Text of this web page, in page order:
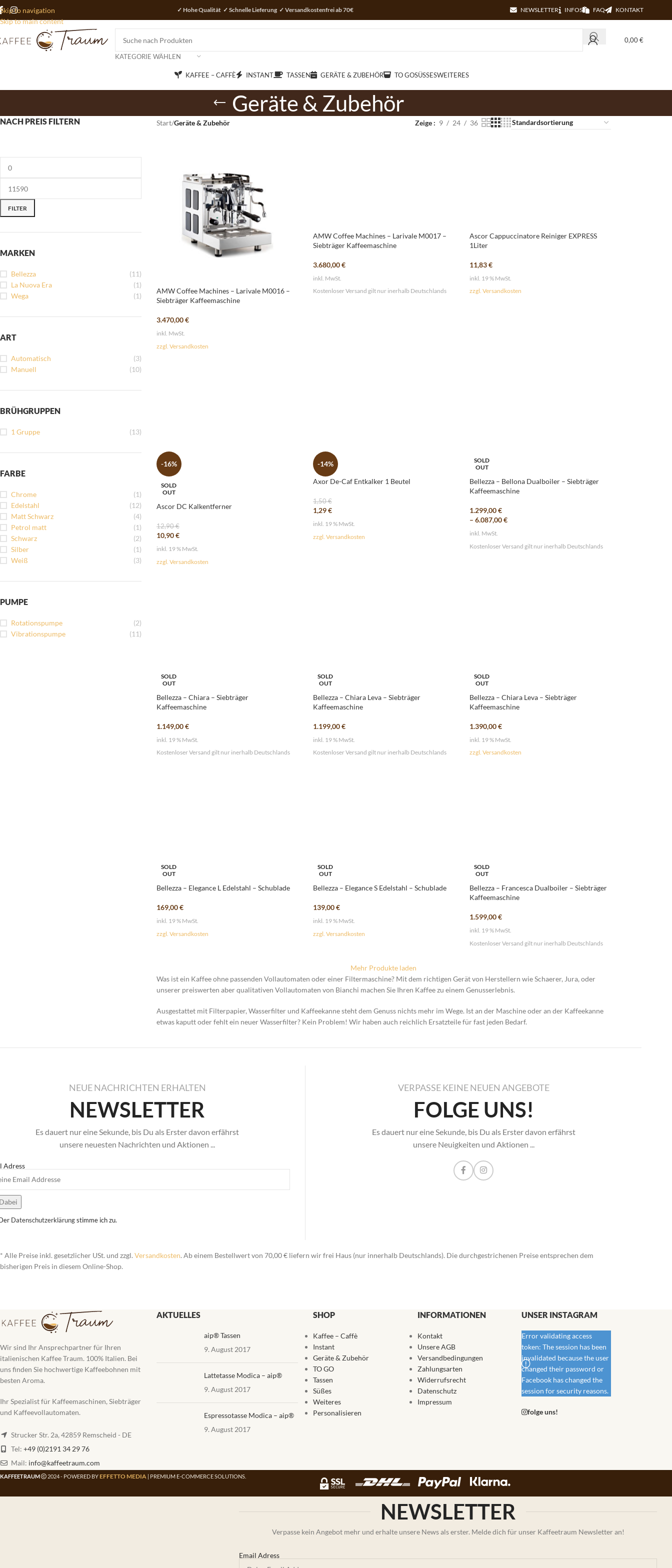
Skip to navigation
Skip to main content
✓ Hohe Qualität ✓ Schnelle Lieferung ✓ Versandkostenfrei ab 70€ NEWSLETTER INFOS FAQ KONTAKT
KATEGORIE WÄHLEN
0,00€
KAFFEE – CAFFÈ INSTANT TASSEN GERÄTE & ZUBEHÖR TO GOSÜSSES WEITERES
Geräte & Zubehör
NACH PREIS FILTERN
FILTER
MARKEN
Bellezza
(11)
La Nuova Era
(1)
Wega
(1)
ART
Automatisch
(3)
Manuell
(10)
BRÜHGRUPPEN
1 Gruppe (13)
FARBE
Chrome
(1)
Edelstahl
(12)
Matt Schwarz
(4)
Petrol matt
(1)
Schwarz
(2)
Silber
(1)
Weiß
(3)
PUMPE
Rotationspumpe
(2)
Vibrationspumpe
(11)
Start/Geräte & Zubehör Zeige 9 24 36
AMW Coffee Machines – Larivale M0016 –
Siebträger Kaffeemaschine
3.470,00€
inkl. MwSt.
zzgl. Versandkosten
AMW Coffee Machines – Larivale M0017 –
Siebträger Kaffeemaschine
3.680,00€
inkl. MwSt.
Kostenloser Versand gilt nur inerhalb Deutschlands
Ascor Cappuccinatore Reiniger EXPRESS
1Liter
11,83€
inkl. 19 % MwSt.
zzgl. Versandkosten
-16%
SOLD
OUT
Ascor DC Kalkentferner
12,90€
10,90€
inkl. 19 % MwSt.
zzgl. Versandkosten
-14%
Axor De-Caf Entkalker 1 Beutel
1,50€
1,29€
inkl. 19 % MwSt.
zzgl. Versandkosten
SOLD
OUT
Bellezza – Bellona Dualboiler – Siebträger
Kaffeemaschine
1.299,00€
– 6.087,00€
inkl. MwSt.
Kostenloser Versand gilt nur inerhalb Deutschlands
SOLD
OUT
Bellezza – Chiara – Siebträger
Kaffeemaschine
1.149,00€
inkl. 19 % MwSt.
Kostenloser Versand gilt nur inerhalb Deutschlands
SOLD
OUT
Bellezza – Chiara Leva – Siebträger
Kaffeemaschine
1.199,00€
inkl. 19 % MwSt.
Kostenloser Versand gilt nur inerhalb Deutschlands
SOLD
OUT
Bellezza – Chiara Leva – Siebträger
Kaffeemaschine
1.390,00€
inkl. 19 % MwSt.
zzgl. Versandkosten
SOLD
OUT
Bellezza – Elegance L Edelstahl – Schublade
169,00€
inkl. 19 % MwSt.
zzgl. Versandkosten
SOLD
OUT
Bellezza – Elegance S Edelstahl – Schublade
139,00€
inkl. 19 % MwSt.
zzgl. Versandkosten
SOLD
OUT
Bellezza – Francesca Dualboiler – Siebträger
Kaffeemaschine
1.599,00€
inkl. 19 % MwSt.
Kostenloser Versand gilt nur inerhalb Deutschlands
Mehr Produkte laden
Was ist ein Kaffee ohne passenden Vollautomaten oder einer Filtermaschine? Mit dem richtigen Gerät von Herstellern wie Schaerer, Jura, oder
unserer preiswerten aber qualitativen Vollautomaten von Bianchi machen Sie Ihren Kaffee zu einem Genusserlebnis.
Ausgestattet mit Filterpapier, Wasserfilter und Kaffeekanne steht dem Genuss nichts mehr im Wege. Ist an der Maschine oder an der Kaffeekanne
etwas kaputt oder fehlt ein neuer Wasserfilter? Kein Problem! Wir haben auch reichlich Ersatzteile für fast jeden Bedarf.
NEUE NACHRICHTEN ERHALTEN
NEWSLETTER
Es dauert nur eine Sekunde, bis Du als Erster davon erfährst
unsere neuesten Nachrichten und Aktionen ...
Adress
Datenschutzerklärungstimme ich zu.
VERPASSE KEINE NEUEN ANGEBOTE
FOLGE UNS!
Es dauert nur eine Sekunde, bis Du als Erster davon erfährst
unsere Neuigkeiten und Aktionen ...
* Alle Preise inkl. gesetzlicher USt. und zzgl. Versandkosten. Ab einem Bestellwert von 70,00 € liefern wir frei Haus (nur innerhalb Deutschlands). Die durchgestrichenen Preise entsprechen dem
bisherigen Preis in diesem Online-Shop.
Wir sind Ihr Ansprechpartner für Ihren
italienischen Kaffee Traum. 100% Italien. Bei
uns finden Sie hochwertige Kaffeebohnen mit
besten Aroma.
Ihr Spezialist für Kaffeemaschinen, Siebträger
und Kaffeevollautomaten.
Strucker Str. 2a, 42859 Remscheid - DE
Tel: +49 (0)2191 34 29 76
Mail: info@kaffeetraum.com
AKTUELLES
aip® Tassen
9. August 2017
Lattetasse Modica – aip®
9. August 2017
Espressotasse Modica – aip®
9. August 2017
SHOP
Kaffee – Caffè
Instant
Geräte & Zubehör
TO GO
Tassen
Süßes
Weiteres
Personalisieren
INFORMATIONEN
Kontakt
Unsere AGB
Versandbedingungen
Zahlungsarten
Widerrufsrecht
Datenschutz
Impressum
UNSER INSTAGRAM
Error validating access
token: The session has been
invalidated because the user
changed their password or
Facebook has changed the
session for security reasons.
folge uns!
KAFFEETRAUM 2024 - POWERED BY EFFETTO MEDIA | PREMIUM E-COMMERCE SOLUTIONS.
NEWSLETTER
Verpasse kein Angebot mehr und erhalte unsere News als erster. Melde dich für unser Kaffeetraum Newsletter an!
Email Adress